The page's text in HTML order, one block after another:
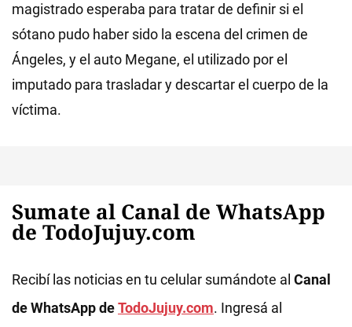
magistrado esperaba para tratar de definir si el
sótano pudo haber sido la escena del crimen de
Ángeles, y el auto Megane, el utilizado por el
imputado para trasladar y descartar el cuerpo de la
víctima.
Sumate al Canal de WhatsApp
de TodoJujuy.com
Recibí las noticias en tu celular sumándote al Canal
de WhatsApp deTodoJujuy.com. Ingresá al